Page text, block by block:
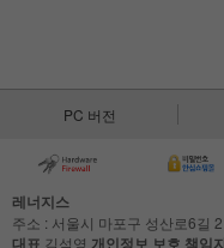
PC 버전
레너지스
주소 : 서울시 마포구 성산로6길
대표 김석영 개인정보 보호 책임